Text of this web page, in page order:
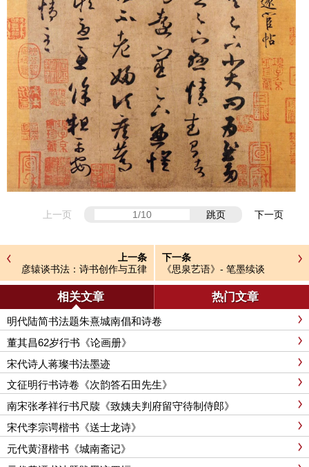
上一页 跳页 下一页
上一条
彦辕谈书法：诗书创作与五律
诗谱（一）
下一条
《思泉艺语》- 笔墨续谈
相关文章 热门文章
明代陆简书法题朱熹城南倡和诗卷
董其昌62岁行书《论画册》
宋代诗人蒋璨书法墨迹
文征明行书诗卷《次韵答石田先生》
南宋张孝祥行书尺牍《致姨夫判府留守待制侍郎》
宋代李宗谔楷书《送士龙诗》
元代黄溍楷书《城南斋记》